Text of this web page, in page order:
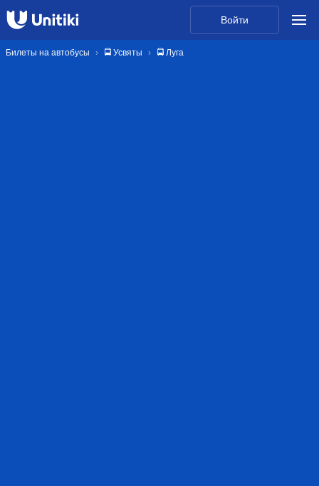
Войти
Билеты на автобусы 🚍 Усвяты 🚍 Луга